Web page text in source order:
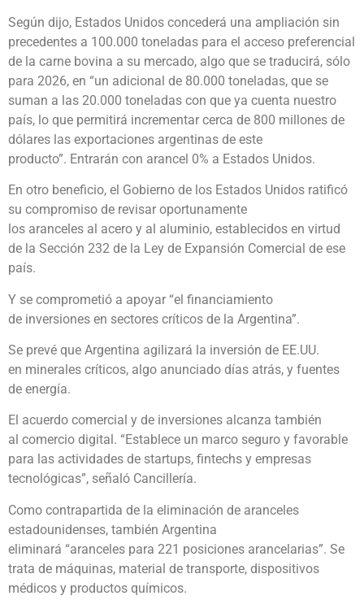
Según dijo, Estados Unidos concederá una ampliación sin
precedentes a 100.000 toneladas para el acceso preferencial
de la carne bovina a su mercado, algo que se traducirá, sólo
para 2026, en “un adicional de 80.000 toneladas, que se
suman a las 20.000 toneladas con que ya cuenta nuestro
país, lo que permitirá incrementar cerca de 800 millones de
dólares las exportaciones argentinas de este
producto”. Entrarán con arancel 0% a Estados Unidos.
En otro beneficio, el Gobierno de los Estados Unidos ratificó
su compromiso de revisar oportunamente
los aranceles al acero y al aluminio, establecidos en virtud
de la Sección 232 de la Ley de Expansión Comercial de ese
país.
Y se comprometió a apoyar “el financiamiento
de inversiones en sectores críticos de la Argentina”.
Se prevé que Argentina agilizará la inversión de EE.UU.
en minerales críticos, algo anunciado días atrás, y fuentes
de energía.
El acuerdo comercial y de inversiones alcanza también
al comercio digital. “Establece un marco seguro y favorable
para las actividades de startups, fintechs y empresas
tecnológicas”, señaló Cancillería.
Como contrapartida de la eliminación de aranceles
estadounidenses, también Argentina
eliminará “aranceles para 221 posiciones arancelarias”. Se
trata de máquinas, material de transporte, dispositivos
médicos y productos químicos.